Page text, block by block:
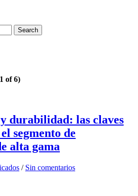
of 6)
durabilidad: las claves
segmento de
alta gama
/ Sin comentarios